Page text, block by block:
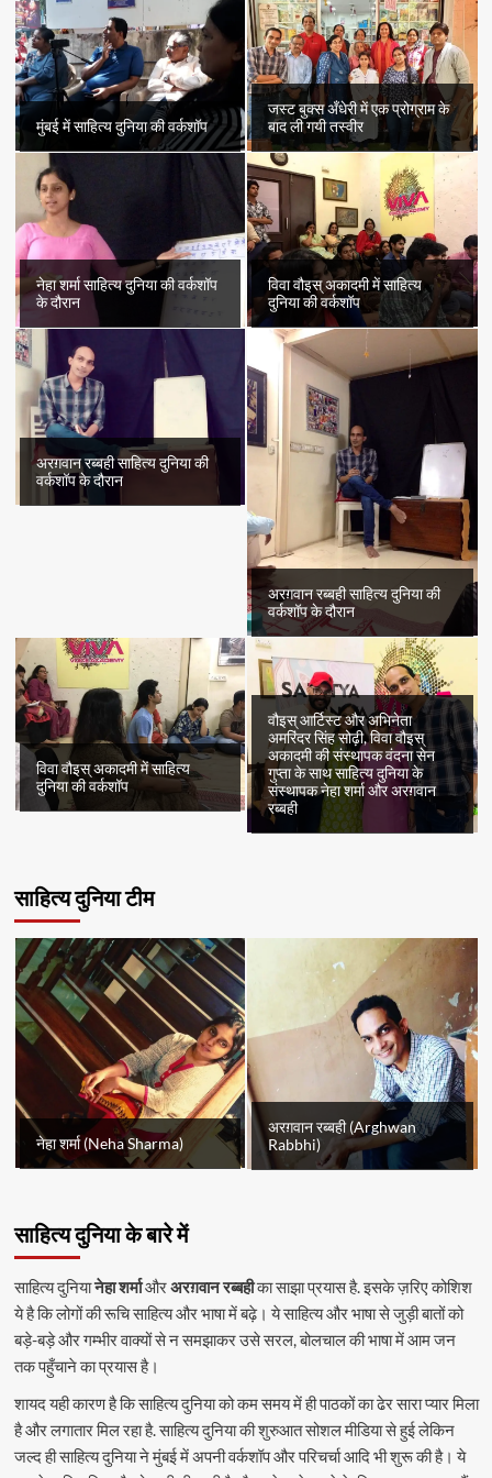
मुंबई में साहित्य दुनिया की वर्कशॉप
जस्ट बुक्स अँधेरी में एक प्रोग्राम के
बाद ली गयी तस्वीर
नेहा शर्मा साहित्य दुनिया की वर्कशॉप
के दौरान
विवा वौइस् अकादमी में साहित्य
दुनिया की वर्कशॉप
अरग़वान रब्बही साहित्य दुनिया की
वर्कशॉप के दौरान
अरग़वान रब्बही साहित्य दुनिया की
वर्कशॉप के दौरान
विवा वौइस् अकादमी में साहित्य
दुनिया की वर्कशॉप
वौइस् आर्टिस्ट और अभिनेता
अमरिंदर सिंह सोढ़ी, विवा वौइस्
अकादमी की संस्थापक वंदना सेन
गुप्ता के साथ साहित्य दुनिया के
संस्थापक नेहा शर्मा और अरग़वान
रब्बही
साहित्य दुनिया टीम
नेहा शर्मा (Neha Sharma)
अरग़वान रब्बही (Arghwan
Rabbhi)
साहित्य दुनिया के बारे में
साहित्य दुनियानेहा शर्माऔरअरग़वान रब्बहीका साझा प्रयास है. इसके ज़रिए कोशिश
ये है कि लोगों की रूचि साहित्य और भाषा में बढ़े। ये साहित्य और भाषा से जुड़ी बातों को
बड़े-बड़े और गम्भीर वाक्यों से न समझाकर उसे सरल, बोलचाल की भाषा में आम जन
तक पहुँचाने का प्रयास है।
शायद यही कारण है कि साहित्य दुनिया को कम समय में ही पाठकों का ढेर सारा प्यार मिला
है और लगातार मिल रहा है. साहित्य दुनिया की शुरुआत सोशल मीडिया से हुई लेकिन
जल्द ही साहित्य दुनिया ने मुंबई में अपनी वर्कशॉप और परिचर्चा आदि भी शुरू की है। ये